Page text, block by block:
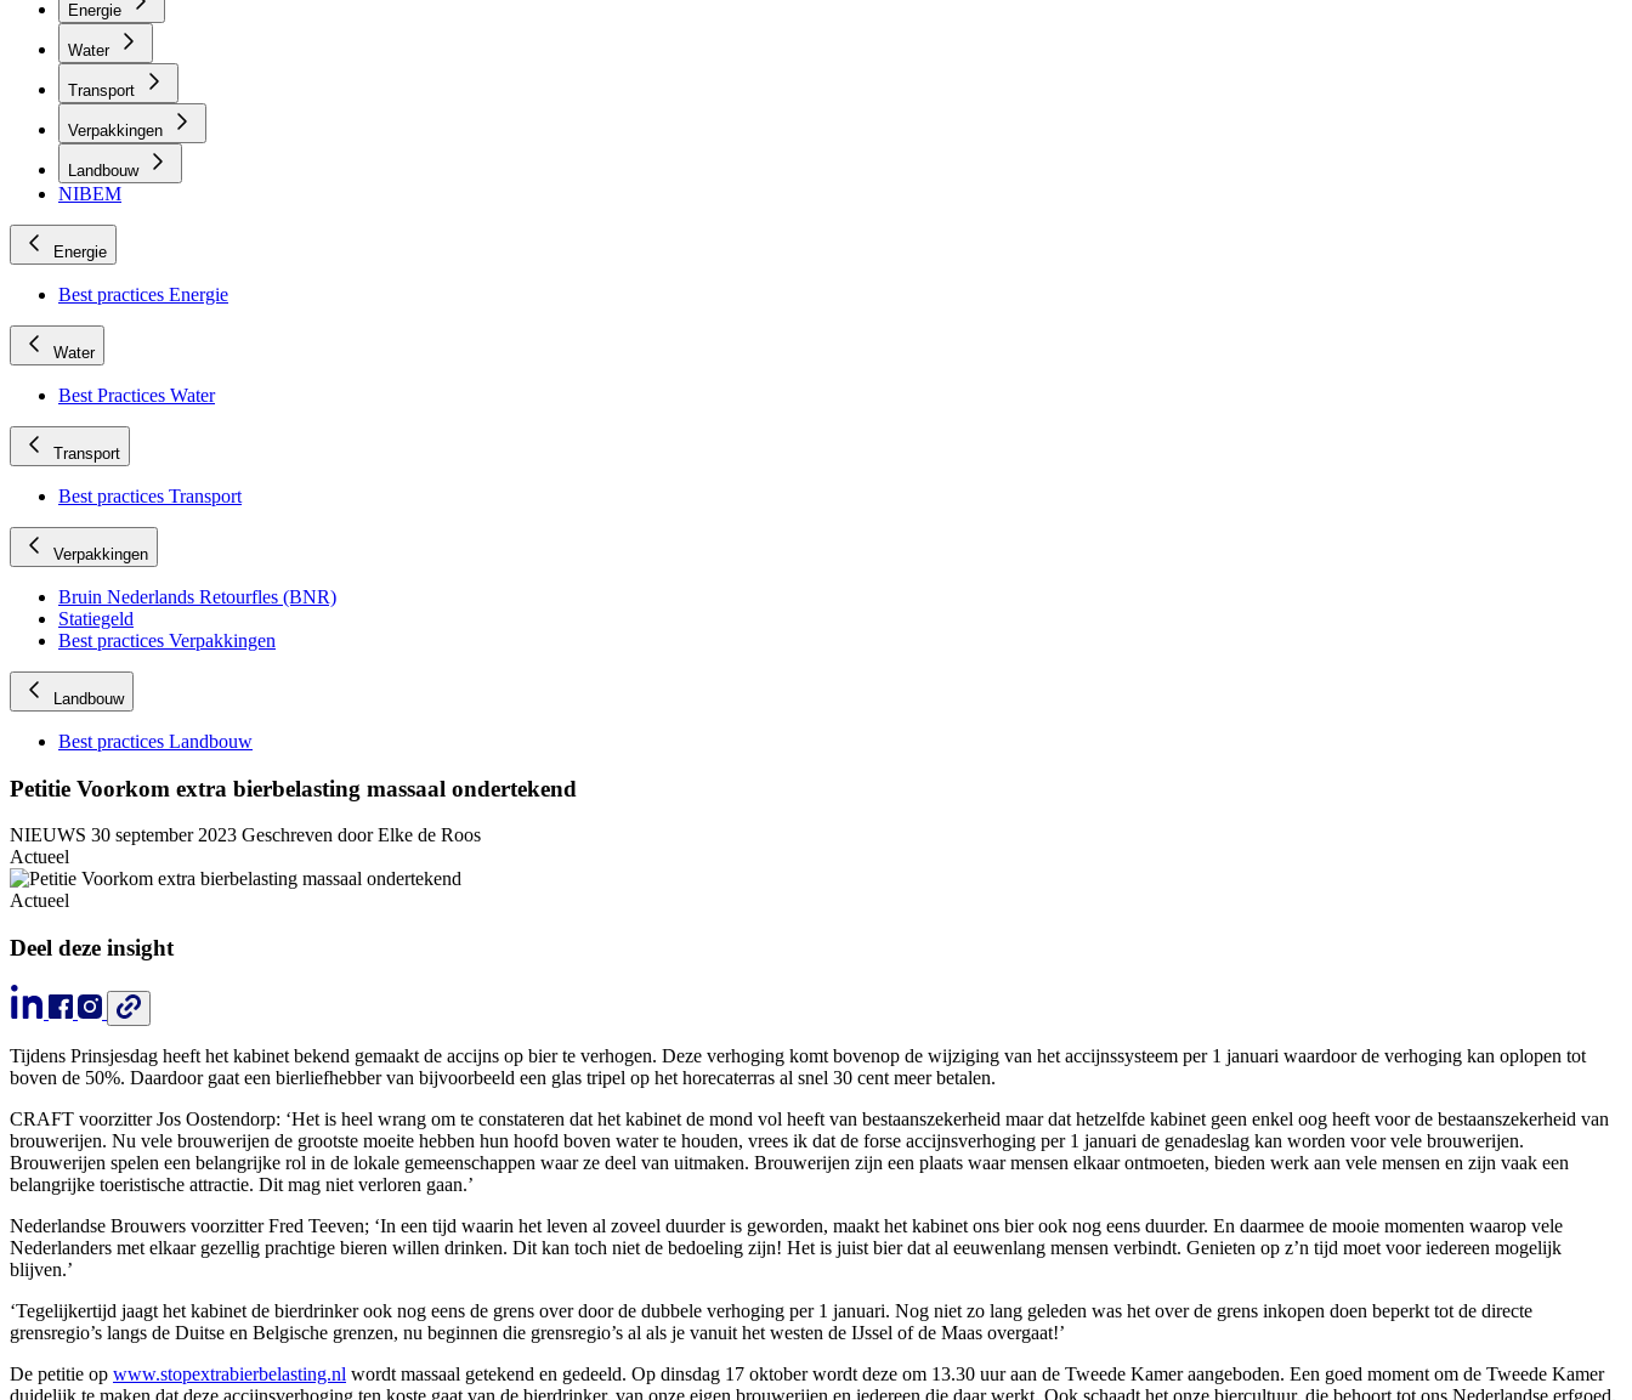
Energie
Water
Transport
Verpakkingen
Landbouw
NIBEM
Energie
Best practices Energie
Water
Best Practices Water
Transport
Best practices Transport
Verpakkingen
Bruin Nederlands Retourfles (BNR)
Statiegeld
Best practices Verpakkingen
Landbouw
Best practices Landbouw
Petitie Voorkom extra bierbelasting massaal ondertekend
NIEUWS 30 september 2023 Geschreven door Elke de Roos
Actueel
Actueel
Deel deze insight
Tijdens Prinsjesdag heeft het kabinet bekend gemaakt de accijns op bier te verhogen. Deze verhoging komt bovenop de wijziging van het accijnssysteem per 1 januari waardoor de verhoging kan oplopen tot
boven de 50%. Daardoor gaat een bierliefhebber van bijvoorbeeld een glas tripel op het horecaterras al snel 30 cent meer betalen.
CRAFT voorzitter Jos Oostendorp: ‘Het is heel wrang om te constateren dat het kabinet de mond vol heeft van bestaanszekerheid maar dat hetzelfde kabinet geen enkel oog heeft voor de bestaanszekerheid van
brouwerijen. Nu vele brouwerijen de grootste moeite hebben hun hoofd boven water te houden, vrees ik dat de forse accijnsverhoging per 1 januari de genadeslag kan worden voor vele brouwerijen.
Brouwerijen spelen een belangrijke rol in de lokale gemeenschappen waar ze deel van uitmaken. Brouwerijen zijn een plaats waar mensen elkaar ontmoeten, bieden werk aan vele mensen en zijn vaak een
belangrijke toeristische attractie. Dit mag niet verloren gaan.’
Nederlandse Brouwers voorzitter Fred Teeven; ‘In een tijd waarin het leven al zoveel duurder is geworden, maakt het kabinet ons bier ook nog eens duurder. En daarmee de mooie momenten waarop vele
Nederlanders met elkaar gezellig prachtige bieren willen drinken. Dit kan toch niet de bedoeling zijn! Het is juist bier dat al eeuwenlang mensen verbindt. Genieten op z’n tijd moet voor iedereen mogelijk
blijven.’
‘Tegelijkertijd jaagt het kabinet de bierdrinker ook nog eens de grens over door de dubbele verhoging per 1 januari. Nog niet zo lang geleden was het over de grens inkopen doen beperkt tot de directe
grensregio’s langs de Duitse en Belgische grenzen, nu beginnen die grensregio’s al als je vanuit het westen de IJssel of de Maas overgaat!’
De petitie op www.stopextrabierbelasting.nl wordt massaal getekend en gedeeld. Op dinsdag 17 oktober wordt deze om 13.30 uur aan de Tweede Kamer aangeboden. Een goed moment om de Tweede Kamer
duidelijk te maken dat deze accijnsverhoging ten koste gaat van de bierdrinker, van onze eigen brouwerijen en iedereen die daar werkt. Ook schaadt het onze biercultuur, die behoort tot ons Nederlandse erfgoed.